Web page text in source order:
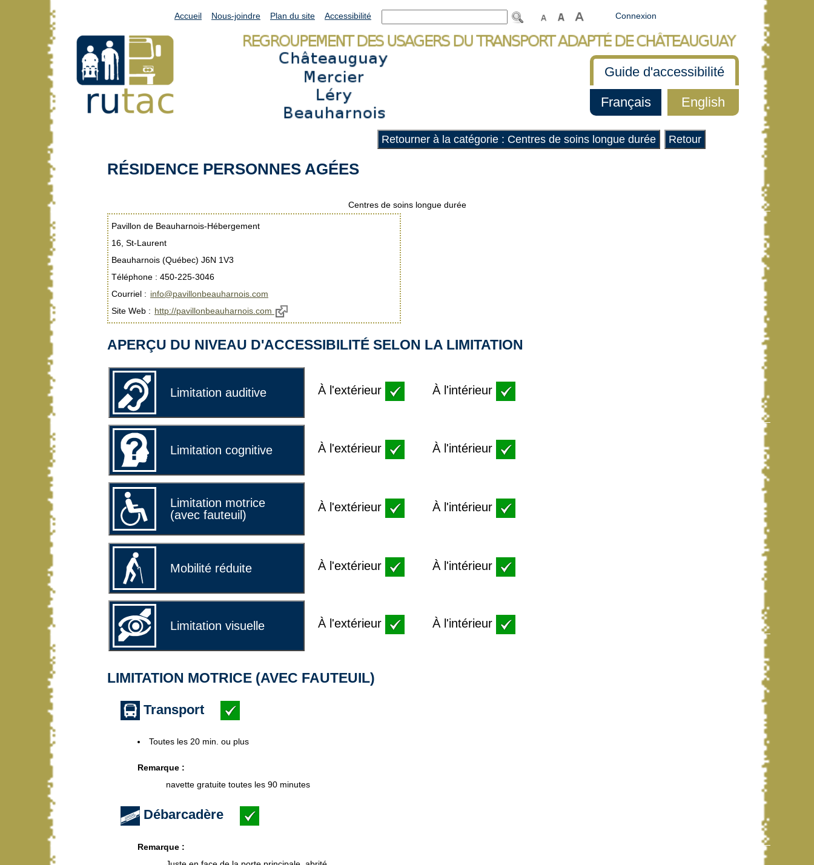
Accueil Nous-joindre Plan du site Accessibilité Connexion
Guide d'accessibilité
Français
English
Retourner à la catégorie : Centres de soins longue durée Retour
RÉSIDENCE PERSONNES AGÉES
Centres de soins longue durée
Pavillon de Beauharnois-Hébergement
16, St-Laurent
Beauharnois (Québec) J6N 1V3
Téléphone : 450-225-3046
Courriel : info@pavillonbeauharnois.com
Site Web : http://pavillonbeauharnois.com
APERÇU DU NIVEAU D'ACCESSIBILITÉ SELON LA LIMITATION
Limitation auditive À l'extérieur À l'intérieur
Limitation cognitive À l'extérieur À l'intérieur
Limitation motrice
(avec fauteuil)
À l'extérieur À l'intérieur
Mobilité réduite À l'extérieur À l'intérieur
Limitation visuelle À l'extérieur À l'intérieur
LIMITATION MOTRICE (AVEC FAUTEUIL)
Transport
Toutes les 20 min. ou plus
Remarque :
navette gratuite toutes les 90 minutes
Débarcadère
Remarque :